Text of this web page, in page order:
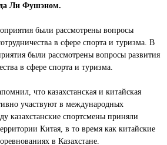
Ли Фушэном.
были рассмотрены вопросы
в сфере спорта и туризма. В
были рассмотрены вопросы развития
в сфере спорта и туризма.
что казахстанская и китайская
участвуют в международных
казахстанские спортсмены приняли
Китая, в то время как китайские
в Казахстане.